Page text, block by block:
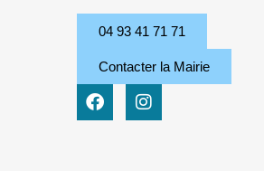
04 93 41 71 71
Contacter la Mairie